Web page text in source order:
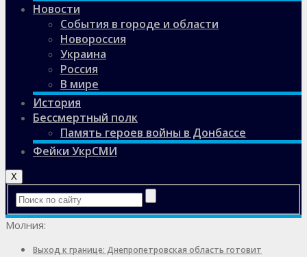
Новости
События в городе и области
Новороссия
Украина
Россия
В мире
История
Бессмертный полк
Память героев войны в Донбассе
Фейки УкрСМИ
X
Молния:
Выход к границе: Днепропетровская область готовит